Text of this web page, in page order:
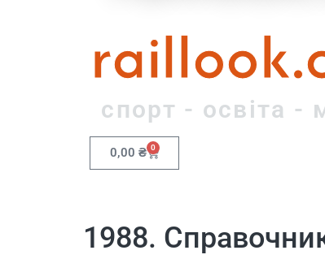
спорт - освіта -
0,00 ₴ 0
1988.